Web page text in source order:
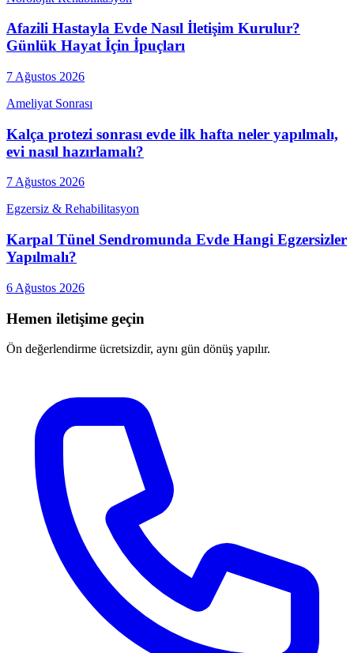
Afazili Hastayla Evde Nasıl İletişim Kurulur?
Günlük Hayat İçin İpuçları
7 Ağustos 2026
Ameliyat Sonrası
Kalça protezi sonrası evde ilk hafta neler yapılmalı,
evi nasıl hazırlamalı?
7 Ağustos 2026
Egzersiz & Rehabilitasyon
Karpal Tünel Sendromunda Evde Hangi Egzersizler
Yapılmalı?
6 Ağustos 2026
Hemen iletişime geçin
Ön değerlendirme ücretsizdir, aynı gün dönüş yapılır.